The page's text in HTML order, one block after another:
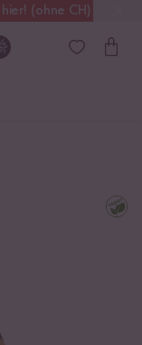
(ohne CH)
Versand